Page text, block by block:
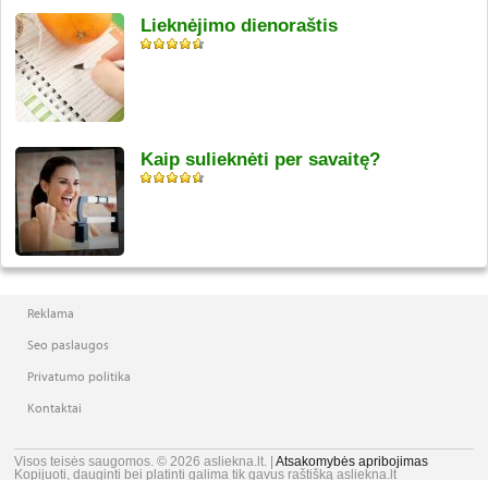
Lieknėjimo dienoraštis
Kaip sulieknėti per savaitę?
Reklama
Seo paslaugos
Privatumo politika
Kontaktai
Visos teisės saugomos. © 2026 asliekna.lt. |Atsakomybės apribojimas
Kopijuoti, dauginti bei platinti galima tik gavus raštišką asliekna.lt